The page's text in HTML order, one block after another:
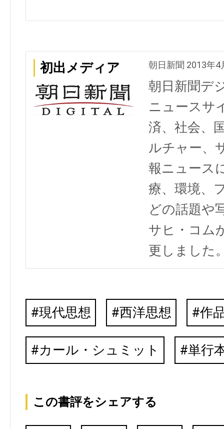
初出メディア 朝日新聞 2013年4
朝日新聞デ
ニュースサ
済、社会、
ルチャー、
報ニュース
療、環境、
どの話題や
サヒ・コム
更しました
現代思想 西洋思想 作
カール・シュミット 単行
この書評をシェアする